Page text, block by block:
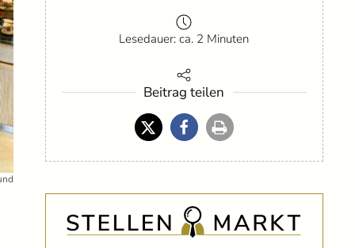
Lesedauer: ca. 2 Minuten
Beitrag teilen